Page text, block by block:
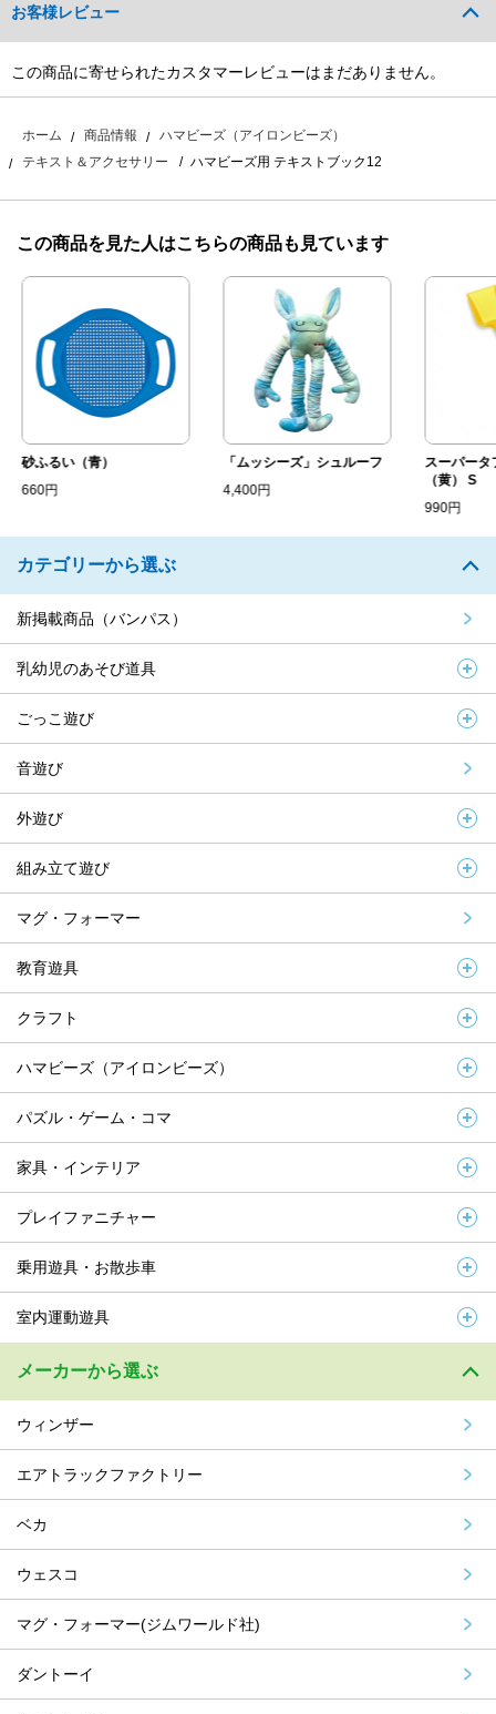
お客様レビュー
この商品に寄せられたカスタマーレビューはまだありません。
ホーム 商品情報
ハマビーズ（アイロンビーズ）
テキスト＆アクセサリー
ハマビーズ用 テキストブック12
この商品を見た人はこちらの商品も見ています
砂ふるい（青）
660円
「ムッシーズ」シュルーフ
4,400円
スーパータ
（黄） S
990円
カテゴリーから選ぶ
新掲載商品（バンパス）
乳幼児のあそび道具
ごっこ遊び
音遊び
外遊び
組み立て遊び
マグ・フォーマー
教育遊具
クラフト
ハマビーズ（アイロンビーズ）
パズル・ゲーム・コマ
家具・インテリア
プレイファニチャー
乗用遊具・お散歩車
室内運動遊具
メーカーから選ぶ
ウィンザー
エアトラックファクトリー
ベカ
ウェスコ
マグ・フォーマー(ジムワールド社)
ダントーイ